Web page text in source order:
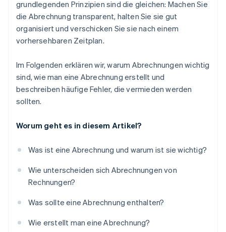
grundlegenden Prinzipien sind die gleichen: Machen Sie
die Abrechnung transparent, halten Sie sie gut
organisiert und verschicken Sie sie nach einem
vorhersehbaren Zeitplan.
Im Folgenden erklären wir, warum Abrechnungen wichtig
sind, wie man eine Abrechnung erstellt und
beschreiben häufige Fehler, die vermieden werden
sollten.
Worum geht es in diesem Artikel?
Was ist eine Abrechnung und warum ist sie wichtig?
Wie unterscheiden sich Abrechnungen von
Rechnungen?
Was sollte eine Abrechnung enthalten?
Wie erstellt man eine Abrechnung?